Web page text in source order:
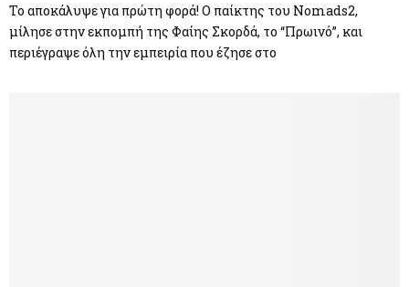
Το αποκάλυψε για πρώτη φορά! Ο παίκτης του Nomads2,
μίλησε στην εκπομπή της Φαίης Σκορδά, το “Πρωινό”, και
περιέγραψε όλη την εμπειρία που έζησε στο